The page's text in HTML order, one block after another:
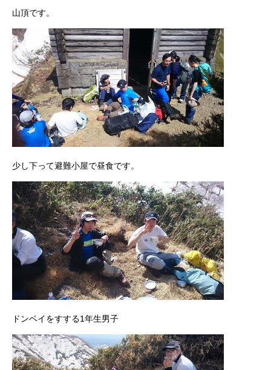
山頂です。
少し下って避難小屋で昼食です。
ドンベイをすする1年生男子